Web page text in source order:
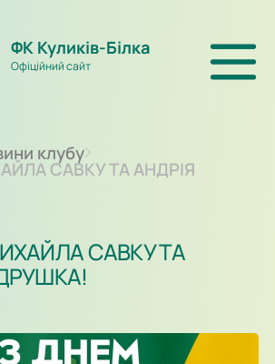
ФК Куликів-Білка
Офіційний сайт
клубу
САВКУ ТА АНДРІЯ
САВКУ ТА